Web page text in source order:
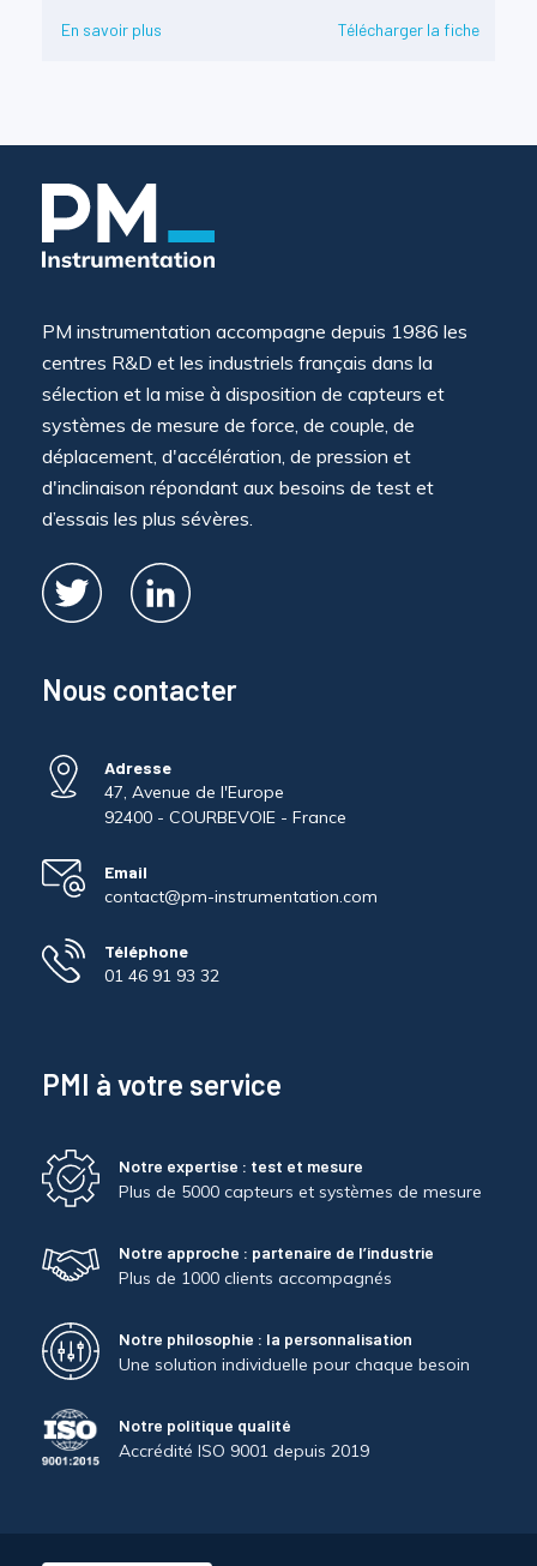
En savoir plus Télécharger la fiche
PM instrumentation accompagne depuis 1986 les
centres R&D et les industriels français dans la
sélection et la mise à disposition de capteurs et
systèmes de mesure de force, de couple, de
déplacement, d'accélération, de pression et
d'inclinaison répondant aux besoins de test et
d’essais les plus sévères.
Nous contacter
Adresse
47, Avenue de l'Europe
92400 - COURBEVOIE - France
Email
contact@pm-instrumentation.com
Téléphone
01 46 91 93 32
PMI à votre service
Notre expertise : test et mesure
Plus de 5000 capteurs et systèmes de mesure
Notre approche : partenaire de l’industrie
Plus de 1000 clients accompagnés
Notre philosophie : la personnalisation
Une solution individuelle pour chaque besoin
Notre politique qualité
Accrédité ISO 9001 depuis 2019